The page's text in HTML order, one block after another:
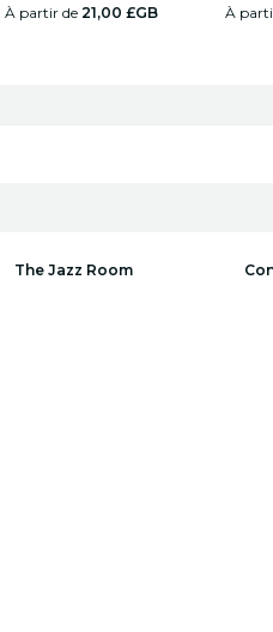
À partir de 21,00 £GB
À
The Jazz Room